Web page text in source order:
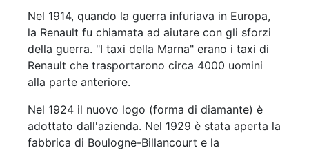
Nel 1914, quando la guerra infuriava in Europa,
la Renault fu chiamata ad aiutare con gli sforzi
della guerra. "I taxi della Marna" erano i taxi di
Renault che trasportarono circa 4000 uomini
alla parte anteriore.
Nel 1924 il nuovo logo (forma di diamante) è
adottato dall'azienda. Nel 1929 è stata aperta la
fabbrica di Boulogne-Billancourt e la